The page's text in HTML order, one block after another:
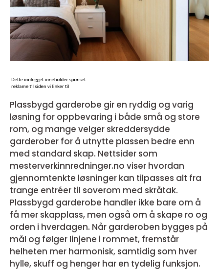
Plassbygd garderobe gir en ryddig og varig
løsning for oppbevaring i både små og store
rom, og mange velger skreddersydde
garderober for å utnytte plassen bedre enn
med standard skap. Nettsider som
mesterverkinnredninger.no viser hvordan
gjennomtenkte løsninger kan tilpasses alt fra
trange entréer til soverom med skråtak.
Plassbygd garderobe handler ikke bare om å
få mer skapplass, men også om å skape ro og
orden i hverdagen. Når garderoben bygges på
mål og følger linjene i rommet, fremstår
helheten mer harmonisk, samtidig som hver
hylle, skuff og henger har en tydelig funksjon.